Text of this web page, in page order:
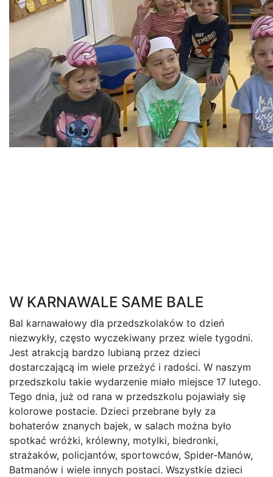
W KARNAWALE SAME BALE
Bal karnawałowy dla przedszkolaków to dzień
niezwykły, często wyczekiwany przez wiele tygodni.
Jest atrakcją bardzo lubianą przez dzieci
dostarczającą im wiele przeżyć i radości. W naszym
przedszkolu takie wydarzenie miało miejsce 17 lutego.
Tego dnia, już od rana w przedszkolu pojawiały się
kolorowe postacie. Dzieci przebrane były za
bohaterów znanych bajek, w salach można było
spotkać wróżki, królewny, motylki, biedronki,
strażaków, policjantów, sportowców, Spider-Manów,
Batmanów i wiele innych postaci. Wszystkie dzieci